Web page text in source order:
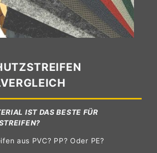
IST DAS BESTE FÜR
aus PVC? PP? Oder PE?